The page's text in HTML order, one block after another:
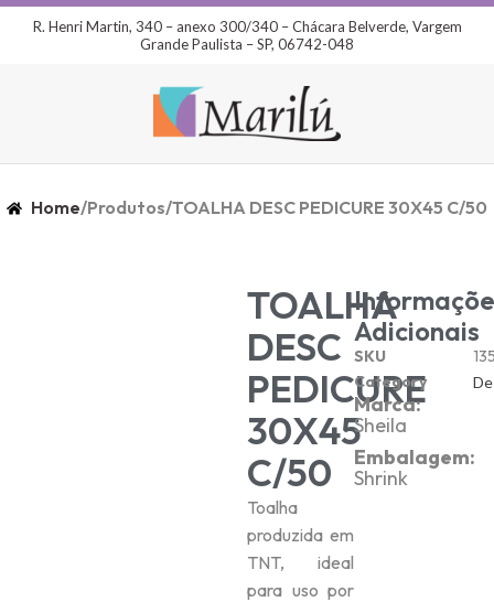
R. Henri Martin, 340 – anexo 300/340 – Chácara Belverde, Vargem
Grande Paulista – SP, 06742-048
Home/Produtos/TOALHA DESC PEDICURE 30X45 C/50
TOALHA
DESC
PEDICURE
30X45
C/50
Toalha
produzida em
TNT, ideal
para uso por
Adicionais
SKU
Category
Marca:
Sheila
Embalagem:
Shrink